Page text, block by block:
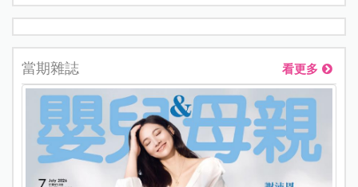
當期雜誌 看更多